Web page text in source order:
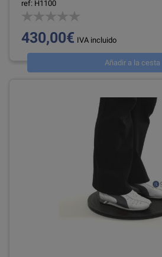
ref: H1100
430,00€ IVA incluido
Añadir a la cesta